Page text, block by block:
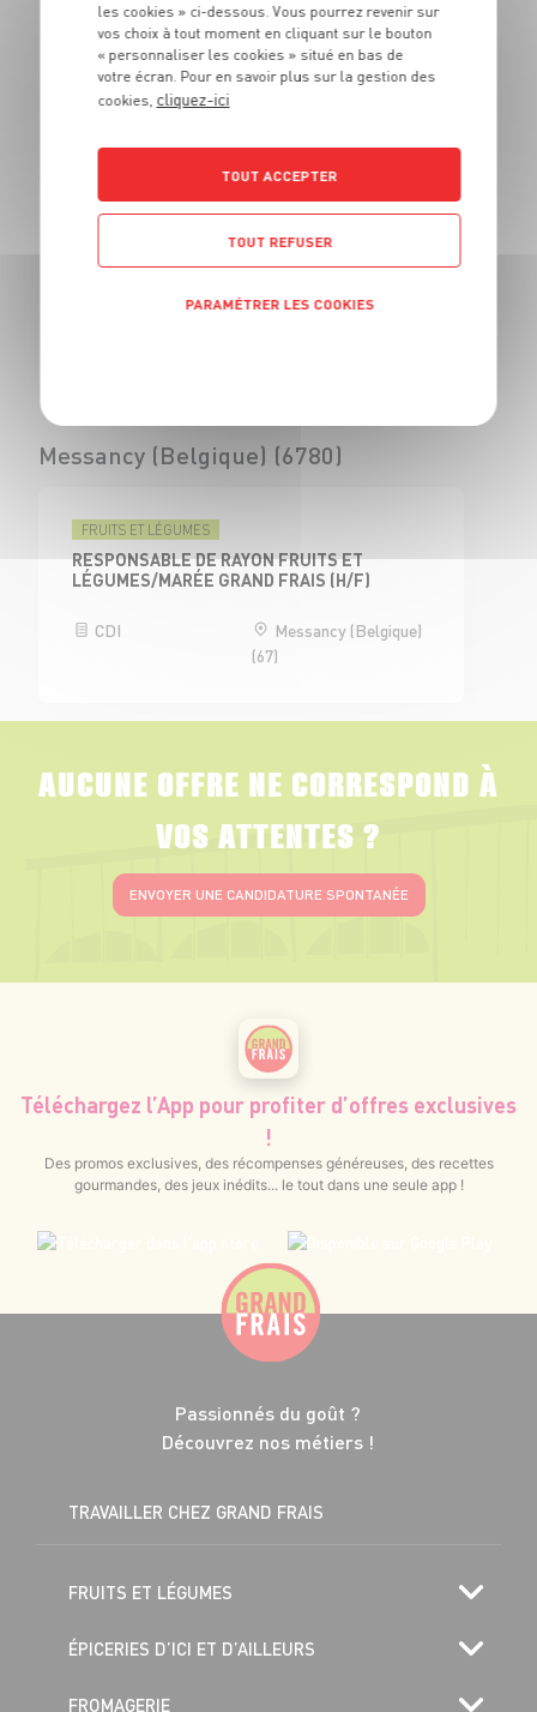
CDI Bourges (18)
Morschwiller-le-Bas (68790)
FRUITS ET LÉGUMES
RESPONSABLE DE RAYON FRUITS ET
LÉGUMES/MARÉE GRAND FRAIS (H/F)
Messancy (Belgique) (6780)
FRUITS ET LÉGUMES
RESPONSABLE DE RAYON FRUITS ET
LÉGUMES/MARÉE GRAND FRAIS (H/F)
CDI
Messancy (Belgique)
(67)
AUCUNE OFFRE NE CORRESPOND À
VOS ATTENTES ?
ENVOYER UNE CANDIDATURE SPONTANÉE
Téléchargez l’App pour profiter d’offres exclusives
!
Des promos exclusives, des récompenses généreuses, des recettes
gourmandes, des jeux inédits... le tout dans une seule app !
Passionnés du goût ?
Découvrez nos métiers !
TRAVAILLER CHEZ GRAND FRAIS
FRUITS ET LÉGUMES
ÉPICERIES D’ICI ET D’AILLEURS
FROMAGERIE
les cookies » ci-dessous. Vous pourrez revenir sur
vos choix à tout moment en cliquant sur le bouton
« personnaliser les cookies » situé en bas de
votre écran. Pour en savoir plus sur la gestion des
cookies, cliquez-ici
TOUT ACCEPTER
TOUT REFUSER
PARAMÉTRER LES COOKIES